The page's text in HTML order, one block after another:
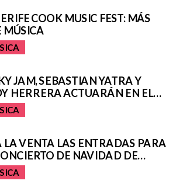
COOK MUSIC FEST: MÁS
MÚSICA
JAM, SEBASTIAN YATRA Y
HERRERA ACTUARÁN EN EL
DE DÍA DE SANTA CRUZ
LA VENTA LAS ENTRADAS PARA
DE NAVIDAD DE
DE TENERIFE